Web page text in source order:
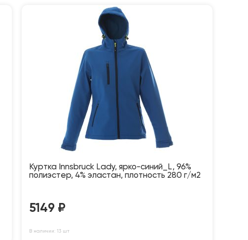
Куртка Innsbruck Lady, ярко-синий_L, 96%
полиэстер, 4% эластан, плотность 280 г/м2
5149 ₽
В наличии: 13 шт